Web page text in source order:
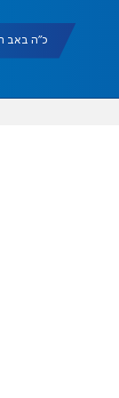
כ"ה באב תשפ"ו